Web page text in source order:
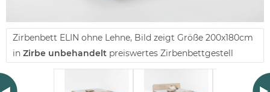
Zirbenbett ELIN ohne Lehne, Bild zeigt Größe 200x180cm
in Zirbe unbehandelt preiswertes Zirbenbettgestell